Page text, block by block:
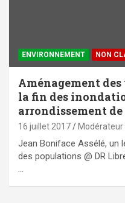
ENVIRONNEMENT NON
Aménagement
la fin des
arrondissement
16 juillet 2017
Jean Boniface Assélé, un
des populations @ DR
…